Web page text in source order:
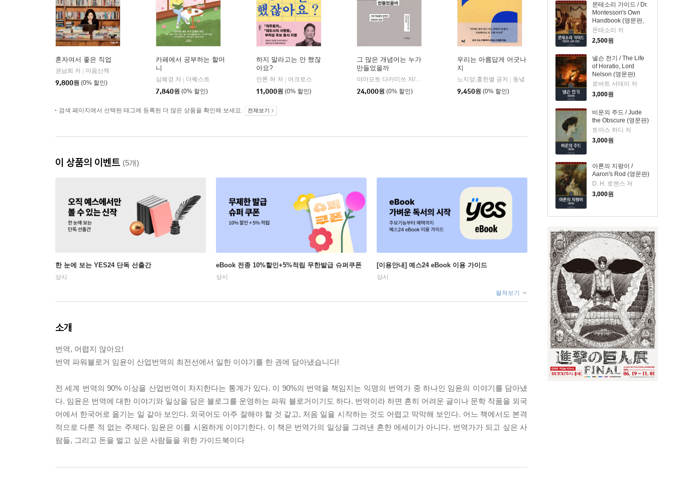
몬테소리 가이드 / Dr.
Montessori's Own
Handbook (영문판,
삽화 포함)
몬테소리 저
2,500원
넬슨 전기 / The Life
of Horatio, Lord
Nelson (영문판)
로버트 서데이 저
3,000원
비운의 주드 / Jude
the Obscure (영문판)
토마스 하디 저
3,000원
아론의 지팡이 /
Aaron's Rod (영문판)
D. H. 로렌스 저
3,000원
혼자여서 좋은 직업
권남희 저
마음산책
9,800원 (0% 할인)
카페에서 공부하는 할머
니
심혜경 저
더퀘스트
7,840원 (0% 할인)
하지 말라고는 안 했잖
아요?
안톤 허 저
어크로스
11,000원 (0% 할인)
그 많은 개념어는 누가
만들었을까
야마모토 다카미쓰 저/지비원 역
메멘토
24,000원 (0% 할인)
우리는 아름답게 어긋나
지
노지양,홍한별 공저
동녘
9,450원 (0% 할인)
검색 페이지에서 선택된 태그에 등록된 더 많은 상품을 확인해 보세요. 전체보기
이 상품의 이벤트 (5개)
한 눈에 보는 YES24 단독 선출간
상시
eBook 전종 10%할인+5%적립 무한발급 슈퍼쿠폰
상시
[이용안내] 예스24 eBook 이용 가이드
상시
펼쳐보기
소개
번역, 어렵지 않아요!
번역 파워블로거 임윤이 산업번역의 최전선에서 일한 이야기를 한 권에 담아냈습니다!
전 세계 번역의 90% 이상을 산업번역이 차지한다는 통계가 있다. 이 90%의 번역을 책임지는 익명의 번역가 중 하나인 임윤의 이야기를 담아냈
다. 임윤은 번역에 대한 이야기와 일상을 담은 블로그를 운영하는 파워 블로거이기도 하다. 번역이라 하면 흔히 어려운 글이나 문학 작품을 외국
어에서 한국어로 옮기는 일 같아 보인다. 외국어도 아주 잘해야 할 것 같고, 처음 일을 시작하는 것도 어렵고 막막해 보인다. 어느 책에서도 본격
적으로 다룬 적 없는 주제다. 임윤은 이를 시원하게 이야기한다. 이 책은 번역가의 일상을 그려낸 흔한 에세이가 아니다. 번역가가 되고 싶은 사
람들, 그리고 돈을 벌고 싶은 사람들을 위한 가이드북이다